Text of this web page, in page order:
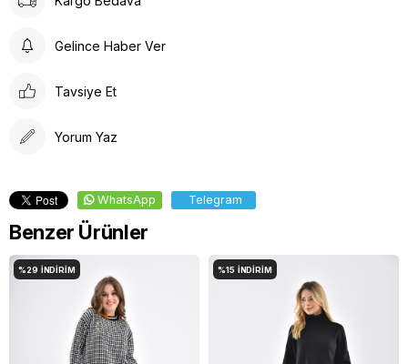
Düşük Isıda Ütüleme Yapınız
Gelince Haber Ver
Tavsiye Et
Yorum Yaz
WhatsApp Telegram
Benzer Ürünler
%29 İNDIRIM %15 İNDIRIM